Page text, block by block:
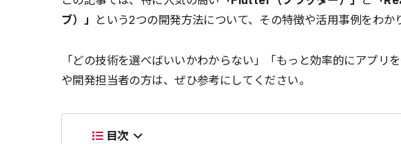
ブ）」
という2つの開発方法について、その特徴や活用事例をわか
「どの技術を選べばいいかわからない」「もっと効率的にアプリ
や開発担当者の方は、ぜひ参考にしてください。
目次